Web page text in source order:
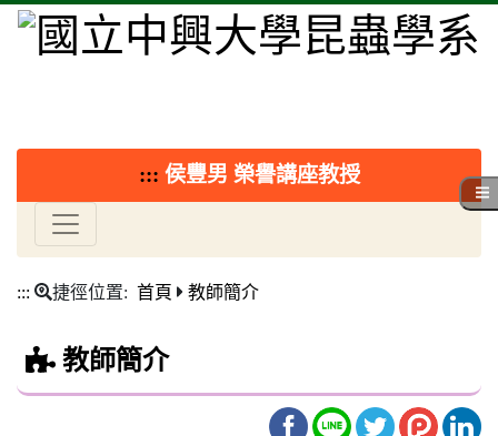
::: 侯豐男 榮譽講座教授
::: 捷徑位置: 首頁 教師簡介
教師簡介